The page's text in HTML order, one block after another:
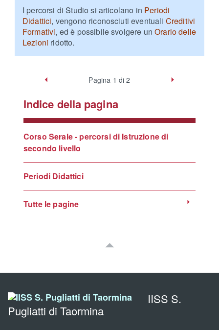
I percorsi di Studio si articolano in Periodi
Didattici, vengono riconosciuti eventuali Creditivi
Formativi, ed è possibile svolgere unOrario delle
Lezioni ridotto.
Pagina 1 di 2
Indice della pagina
Corso Serale - percorsi di Istruzione di
secondo livello
Periodi Didattici
Tutte le pagine
IISS S.
Pugliatti di Taormina